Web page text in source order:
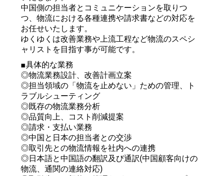
中国側の担当者とコミュニケーションを取りつ
つ、物流における各種連携や請求書などの対応を
お任せいたします。
ゆくゆくは改善業務や上流工程など物流のスペシ
ャリストを目指す事が可能です。
■具体的な業務
◎物流業務設計、改善計画立案
◎担当領域の「物流を止めない」ための管理、ト
ラブルシューティング
◎既存の物流業務分析
◎品質向上、コスト削減提案
◎請求・支払い業務
◎中国と日本の担当者との交渉
◎取引先との物流情報を社内への連携
◎日本語と中国語の翻訳及び通訳(中国顧客向けの
物流、通関の連絡対応)